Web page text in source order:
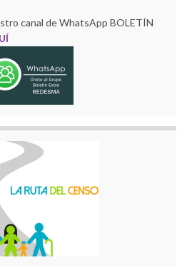
canal de WhatsApp BOLETÍN